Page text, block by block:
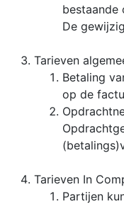
bestaande
De
Tarieven
Betaling
op de
Tarieven In
Partijen